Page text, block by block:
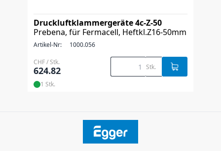
Druckluftklammergeräte 4c-Z-50
Prebena, für Fermacell, Heftkl.Z16-50mm
Artikel-Nr: 1000.056
CHF / Stk.
624.82 Stk.
1 Stk.